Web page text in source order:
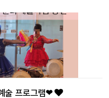
술 프로그램❤